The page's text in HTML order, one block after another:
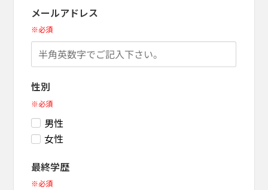
メールアドレス
※必須
性別
※必須
男性
女性
最終学歴
※必須